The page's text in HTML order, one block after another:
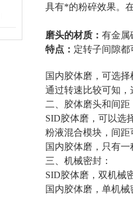
具有*的粉碎效果。
磨头的材质： 有金属
特点： 定转子间隙
国内胶体磨，可选择
通过转速比较可知
二、胶体磨头和间距
SID胶体磨，可以选
粉液混合模块，间距
国内胶体磨，只有
三、机械密封：
SID胶体磨，双机械
国内胶体磨，单机